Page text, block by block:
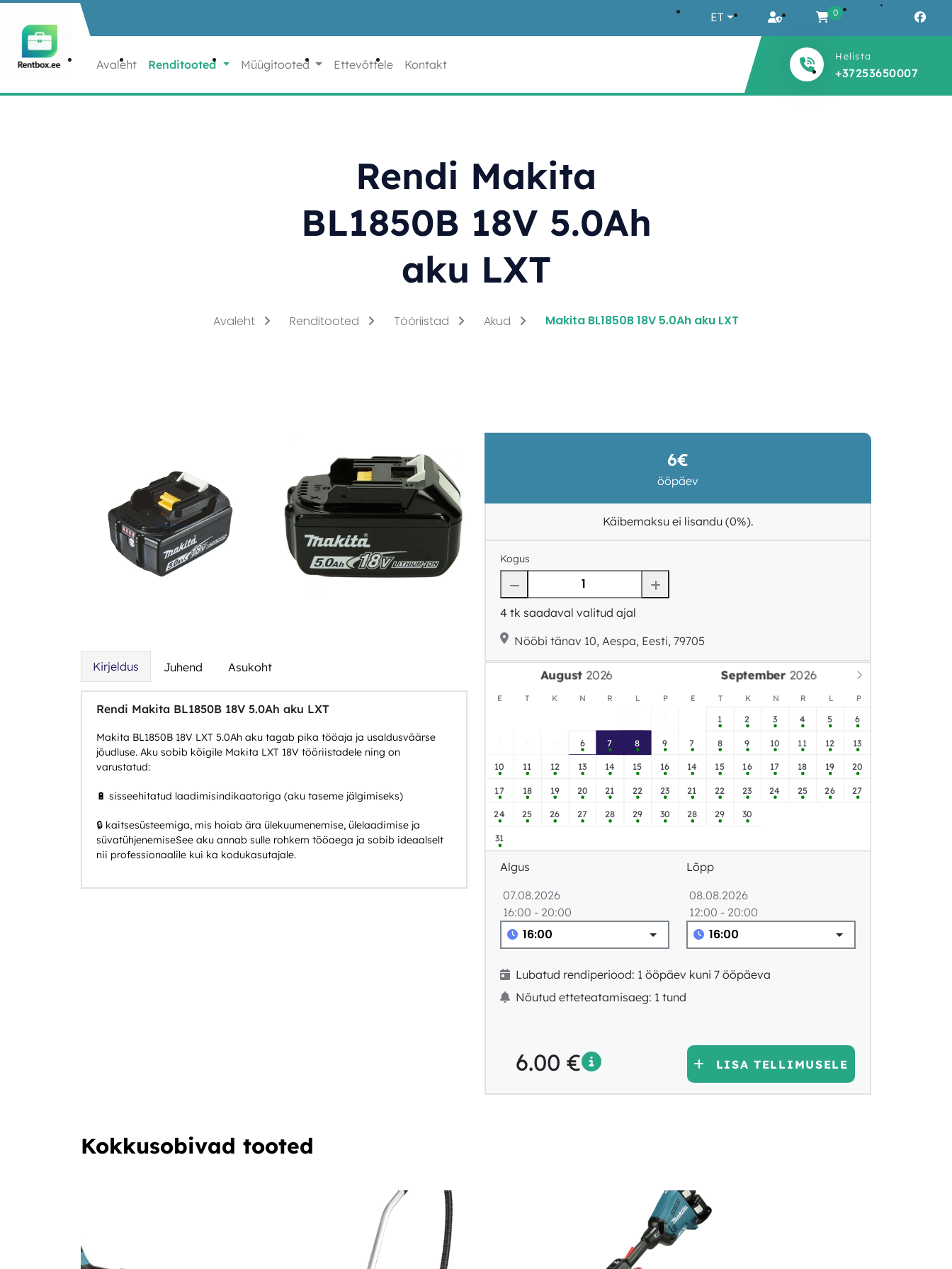
Liigu sisu juurde
ET 0
Avaleht Renditooted Müügitooted Ettevõttele Kontakt
Helista
+37253650007
Rendi Makita
BL1850B 18V 5.0Ah
aku LXT
Avaleht Renditooted Tööriistad Akud Makita BL1850B 18V 5.0Ah aku LXT
Kirjeldus Juhend Asukoht
Rendi Makita BL1850B 18V 5.0Ah aku LXT
Makita BL1850B 18V LXT 5.0Ah aku tagab pika tööaja ja usaldusväärse
jõudluse. Aku sobib kõigile Makita LXT 18V tööriistadele ning on
varustatud:
🔋 sisseehitatud laadimisindikaatoriga (aku taseme jälgimiseks)
🔒 kaitsesüsteemiga, mis hoiab ära ülekuumenemise, ülelaadimise ja
süvatühjenemiseSee aku annab sulle rohkem tööaega ja sobib ideaalselt
nii professionaalile kui ka kodukasutajale.
6€
ööpäev
Käibemaksu ei lisandu (0%).
Kogus
4 tk saadaval valitud ajal
Nööbi tänav 10, Aespa, Eesti, 79705
August September
E T K N R L P E T K N R L P
6 7 8 9
10 11 12 13 14 15 16
17 18 19 20 21 22 23
24 25 26 27 28 29 30
31
1 2 3 4 5 6
7 8 9 10 11 12 13
14 15 16 17 18 19 20
21 22 23 24 25 26 27
28 29 30
Algus
07.08.2026
16:00 - 20:00
Lõpp
08.08.2026
12:00 - 20:00
Lubatud rendiperiood: 1 ööpäev kuni 7 ööpäeva
Nõutud etteteatamisaeg: 1 tund
6.00 € LISA TELLIMUSELE
Kokkusobivad tooted